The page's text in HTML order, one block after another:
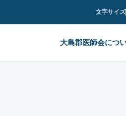
文字サイズ
大島郡医師会につ